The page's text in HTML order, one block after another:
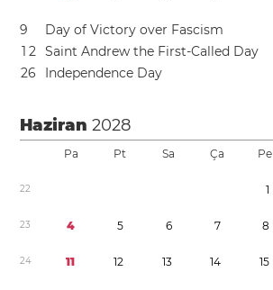
9
Day of Victory over Fascism
1 2 Saint Andrew the First-Called Day
26 Independence Day
Haziran2028
Pa Pt Sa Ça Pe
22 1
23 4 5 6 7 8
24 11 12 13 14 15